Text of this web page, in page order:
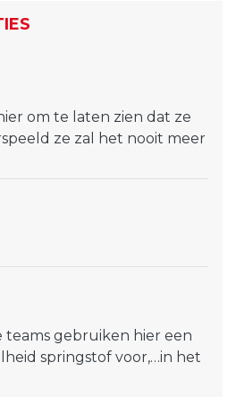
om te laten zien dat ze
ze zal het nooit meer
teams gebruiken hier een
springstof voor,…in het